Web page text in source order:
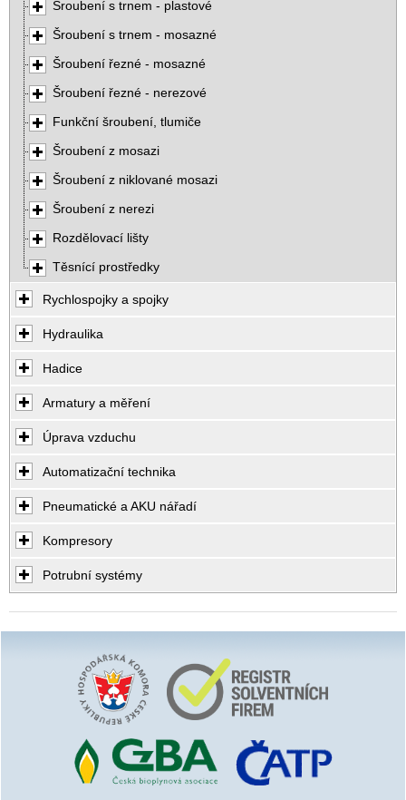
Šroubení s trnem - plastové
Šroubení s trnem - mosazné
Šroubení řezné - mosazné
Šroubení řezné - nerezové
Funkční šroubení, tlumiče
Šroubení z mosazi
Šroubení z niklované mosazi
Šroubení z nerezi
Rozdělovací lišty
Těsnící prostředky
Rychlospojky a spojky
Hydraulika
Hadice
Armatury a měření
Úprava vzduchu
Automatizační technika
Pneumatické a AKU nářadí
Kompresory
Potrubní systémy